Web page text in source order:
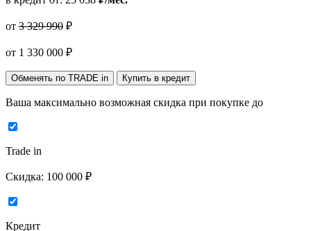
от 3 329 990 ₽
от 1 330 000 ₽
Обменять по TRADE in Купить в кредит
Ваша максимально возможная скидка при покупке до
Trade in
Скидка: 100 000 ₽
Кредит